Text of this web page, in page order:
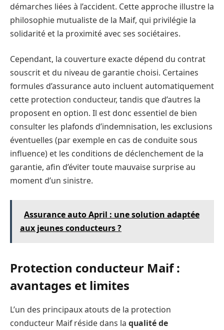
démarches liées à l’accident. Cette approche illustre la
philosophie mutualiste de la Maif, qui privilégie la
solidarité et la proximité avec ses sociétaires.
Cependant, la couverture exacte dépend du contrat
souscrit et du niveau de garantie choisi. Certaines
formules d’assurance auto incluent automatiquement
cette protection conducteur, tandis que d’autres la
proposent en option. Il est donc essentiel de bien
consulter les plafonds d’indemnisation, les exclusions
éventuelles (par exemple en cas de conduite sous
influence) et les conditions de déclenchement de la
garantie, afin d’éviter toute mauvaise surprise au
moment d’un sinistre.
Assurance auto April : une solution adaptée
aux jeunes conducteurs ?
Protection conducteur Maif :
avantages et limites
L’un des principaux atouts de la protection
conducteur Maif réside dans la qualité de